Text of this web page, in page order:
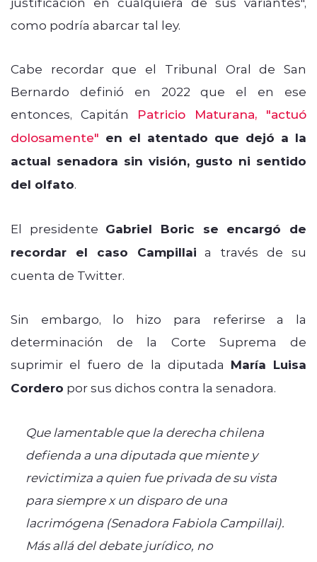
como podría abarcar tal ley.
Cabe recordar que el Tribunal Oral de San
Bernardo definió en 2022 que el en ese
entonces, Capitán Patricio Maturana, "actuó
dolosamente" en el atentado que dejó a la
actual senadora sin visión, gusto ni sentido
del olfato.
El presidente Gabriel Boric se encargó de
recordar el caso Campillai a través de su
cuenta de Twitter.
Sin embargo, lo hizo para referirse a la
determinación de la Corte Suprema de
suprimir el fuero de la diputada María Luisa
Cordero por sus dichos contra la senadora.
Que lamentable que la derecha chilena
defienda a una diputada que miente y
revictimiza a quien fue privada de su vista
para siempre x un disparo de una
lacrimógena (Senadora Fabiola Campillai).
Más allá del debate jurídico, no